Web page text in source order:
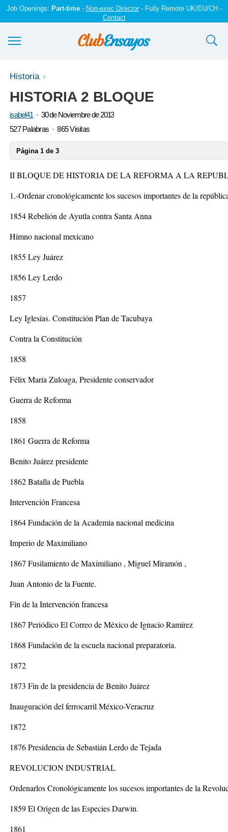
Job Openings: Part-time- Non-exec Director- Fully Remote UK/EU/CH -
Contact
Ensayos y trabajos
Registrarse
Iniciar sesión
Historia
HISTORIA 2 BLOQUE
isabel41
30 de Noviembre de 2013
527 Palabras
865 Visitas
Página 1 de 3
II BLOQUE DE HISTORIA DE LA REFORMA A LA
1.-Ordenar cronológicamente los sucesos importantes de la
1854 Rebelión de Ayutla contra Santa Anna
Himno nacional mexicano
1855 Ley Juárez
1856 Ley Lerdo
1857
Ley Iglesias. Constitución Plan de Tacubaya
Contra la Constitución
1858
Félix María Zuloaga, Presidente conservador
Guerra de Reforma
1858
1861 Guerra de Reforma
Benito Juárez presidente
1862 Batalla de Puebla
Intervención Francesa
1864 Fundación de la Academia nacional medicina
Imperio de Maximiliano
1867 Fusilamiento de Maximiliano , Miguel Miramón ,
Juan Antonio de la Fuente.
Fin de la Intervención francesa
1867 Periódico El Correo de México de Ignacio Ramírez
1868 Fundación de la escuela nacional preparatoria.
1872
1873 Fin de la presidencia de Benito Juárez
Inauguración del ferrocarril México-Veracruz
1872
1876 Presidencia de Sebastián Lerdo de Tejada
REVOLUCION INDUSTRIAL
Ordenarlos Cronológicamente los sucesos importantes de la
1859 El Origen de las Especies Darwin.
1861